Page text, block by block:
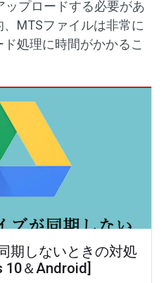
ップロードする必要があ
MTSファイルは非常に
処理に時間がかかるこ
期しないときの対処
10＆Android]